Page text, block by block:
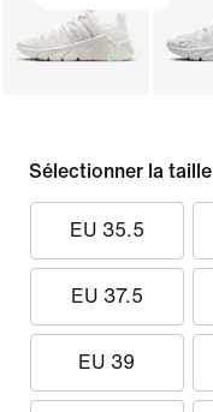
Sélectionner la taille
EU 35.5
EU 37.5
EU 39